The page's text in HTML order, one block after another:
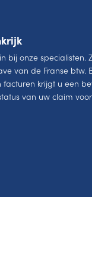
bij onze specialisten.
van de Franse btw.
krijgt u een
van uw claim